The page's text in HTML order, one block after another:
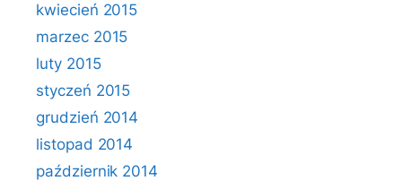
kwiecień 2015
marzec 2015
luty 2015
styczeń 2015
grudzień 2014
listopad 2014
październik 2014